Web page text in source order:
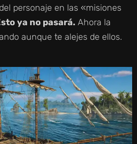
personaje en las «misiones
ya no pasará. Ahora la
aunque te alejes de ellos.